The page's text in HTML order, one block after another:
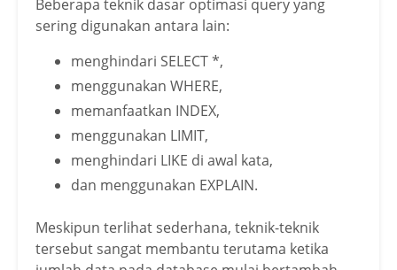
Beberapa teknik dasar optimasi query yang
sering digunakan antara lain:
menghindari SELECT *,
menggunakan WHERE,
memanfaatkan INDEX,
menggunakan LIMIT,
menghindari LIKE di awal kata,
dan menggunakan EXPLAIN.
Meskipun terlihat sederhana, teknik-teknik
tersebut sangat membantu terutama ketika